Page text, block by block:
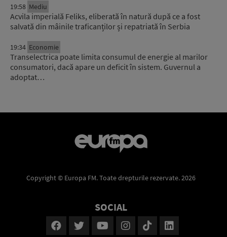
19:58 Mediu
Acvila imperială Feliks, eliberată în natură după ce a fost
salvată din mâinile traficanților și repatriată în Serbia
19:34 Economie
Transelectrica poate limita consumul de energie al marilor
consumatori, dacă apare un deficit în sistem. Guvernul a
adoptat…
Copyright © Europa FM. Toate drepturile rezervate. 2026
SOCIAL